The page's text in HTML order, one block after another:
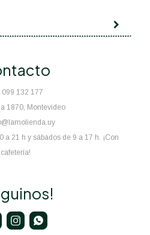
099 132 177
1870, Montevideo
a 21 h y sábados de 9 a 17 h. ¡Con
cafetería!
 